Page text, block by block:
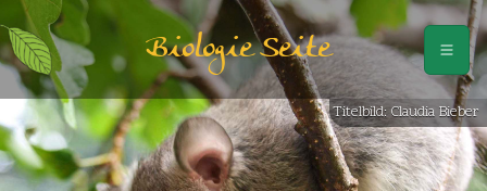
Biologie Seite
Titelbild: Claudia Bieber